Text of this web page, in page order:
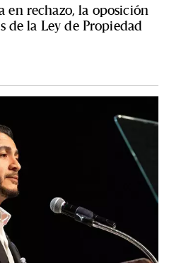
en rechazo, la oposición
la Ley de Propiedad